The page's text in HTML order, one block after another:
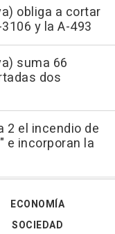
obliga a cortar
y la A-493
suma 66
dos
2 el incendio de
e incorporan la
ECONOMÍA
SOCIEDAD